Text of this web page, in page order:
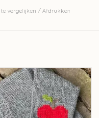
te vergelijken / Afdrukken